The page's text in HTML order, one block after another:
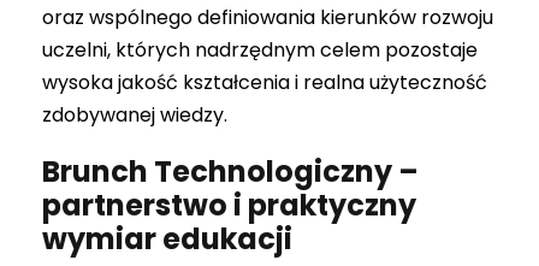
oraz wspólnego definiowania kierunków rozwoju
uczelni, których nadrzędnym celem pozostaje
wysoka jakość kształcenia i realna użyteczność
zdobywanej wiedzy.
Brunch Technologiczny –
partnerstwo i praktyczny
wymiar edukacji